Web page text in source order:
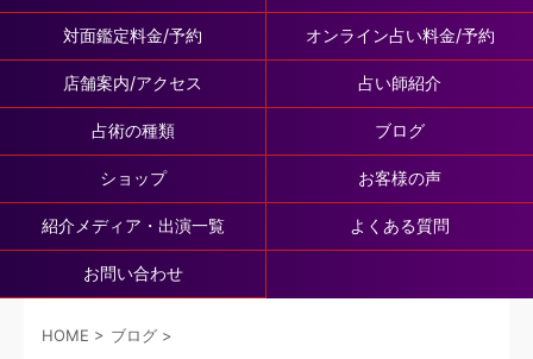
対面鑑定料金/予約 オンライン占い料金/予約
店舗案内/アクセス 占い師紹介
占術の種類 ブログ
ショップ お客様の声
紹介メディア・出演一覧 よくある質問
お問い合わせ
HOME > ブログ >